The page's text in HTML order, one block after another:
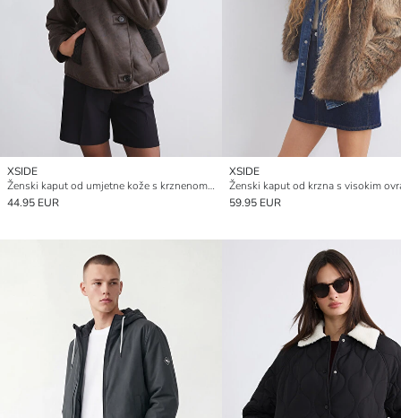
XSIDE
Ženski kaput od umjetne kože s krznenom kragnom
44.95 EUR
XSIDE
59.95 EUR